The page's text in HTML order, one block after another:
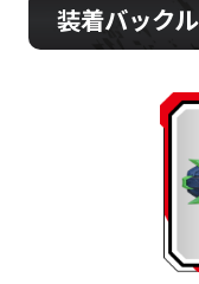
装着バックル